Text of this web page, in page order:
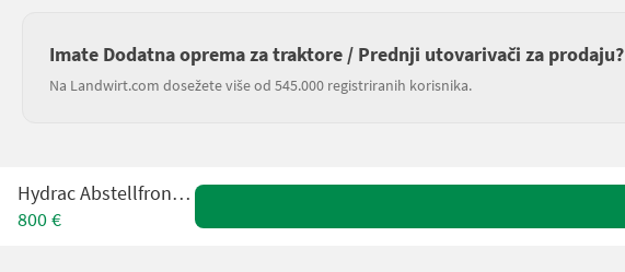
Imate Dodatna oprema za traktore / Prednji utovarivači za prodaju?
Na Landwirt.com dosežete više od 545.000 registriranih korisnika.
Hydrac Abstellfrontlader
800 €